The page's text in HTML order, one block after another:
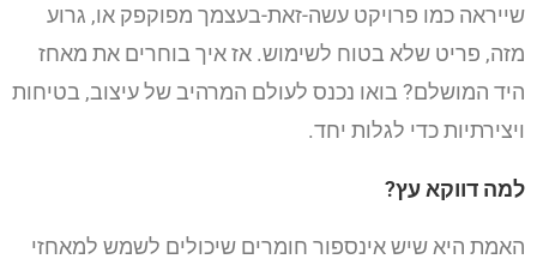
שייראה כמו פרויקט עשה-זאת-בעצמך מפוקפק או, גרוע
מזה, פריט שלא בטוח לשימוש. אז איך בוחרים את מאחז
היד המושלם? בואו נכנס לעולם המרהיב של עיצוב, בטיחות
ויצירתיות כדי לגלות יחד.
למה דווקא עץ?
האמת היא שיש אינספור חומרים שיכולים לשמש למאחזי